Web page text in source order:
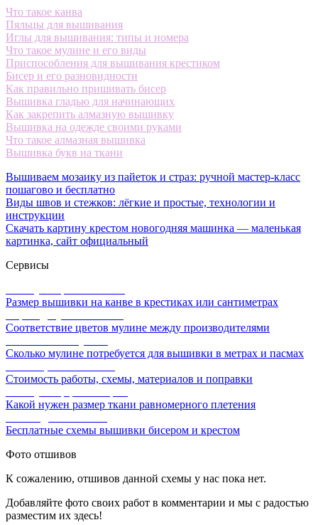
Что такое канва
Пяльцы для вышивания
Иглы для вышивания: типы и номера
Что такое мулине и его виды
Приспособления для вышивания крестиком
Бисер и его разновидности
Как правильно пришивать бисер
Вышивка гладью для начинающих
Как закрепить алмазную вышивку
Вышивка на одежде своими руками
Что такое алмазная вышивка
Вышивка букв на ткани
Вышиваем мозаику из пайеток и страз: ручной мастер-класс
пошагово и бесплатно
Виды швов и стежков: лёгкие и простые, технологии и
инструкции
Скачать картину крестом новогодняя машинка — маленькая
картинка, сайт официальный
Сервисы
Размер вышивки на канве в крестиках или сантиметрах
Соответствие цветов мулине между производителями
Сколько мулине потребуется для вышивки в метрах и пасмах
Стоимость работы, схемы, материалов и поправки
Какой нужен размер ткани равномерного плетения
Бесплатные схемы вышивки бисером и крестом
Фото отшивов
К сожалению, отшивов данной схемы у нас пока нет.
Добавляйте фото своих работ в комментарии и мы с радостью
разместим их здесь!